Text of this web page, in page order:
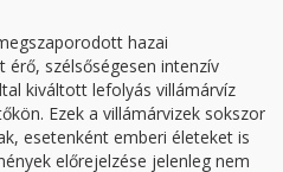
hazai
szélsőségesen intenzív
kiváltott lefolyás villámárvíz
Ezek a villámárvizek sokszor
esetenként emberi életeket is
előrejelzése jelenleg nem